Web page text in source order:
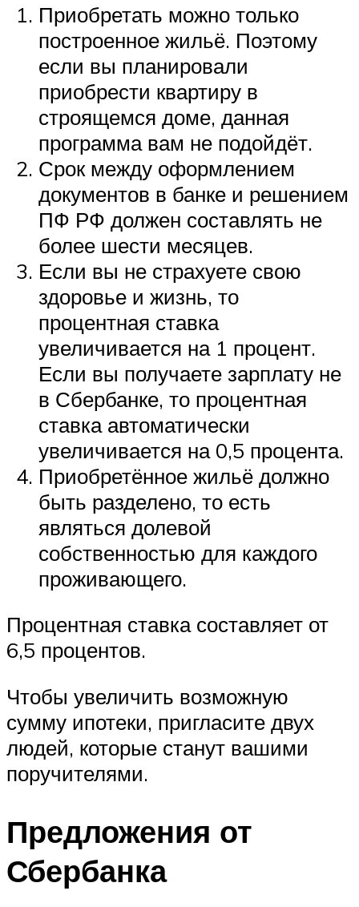
Приобретать можно только
построенное жильё. Поэтому
если вы планировали
приобрести квартиру в
строящемся доме, данная
программа вам не подойдёт.
Срок между оформлением
документов в банке и решением
ПФ РФ должен составлять не
более шести месяцев.
Если вы не страхуете свою
здоровье и жизнь, то
процентная ставка
увеличивается на 1 процент.
Если вы получаете зарплату не
в Сбербанке, то процентная
ставка автоматически
увеличивается на 0,5 процента.
Приобретённое жильё должно
быть разделено, то есть
являться долевой
собственностью для каждого
проживающего.
Процентная ставка составляет от
6,5 процентов.
Чтобы увеличить возможную
сумму ипотеки, пригласите двух
людей, которые станут вашими
поручителями.
Предложения от
Сбербанка